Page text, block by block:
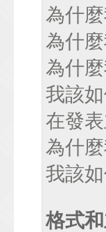
為什
為什
為什
我該
在發
為什
我該
格式